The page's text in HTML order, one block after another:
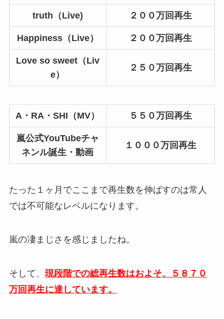
truth（Live) ２００万回再生
Happiness（Live） ２００万回再生
Love so sweet（Liv
e）
２５０万回再生
A・RA・SHI（MV） ５５０万回再生
嵐公式YouTubeチャ
ネンル誕生・動画
１０００万回再生
たった１ヶ月でここまで再生数を伸ばすのは常人
では不可能なレベルになります。
嵐の凄まじさを感じましたね。
そして、 現段階での総再生数はおよそ、５８７０
万回再生に達しています。